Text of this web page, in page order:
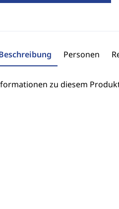
Personen
zu diesem